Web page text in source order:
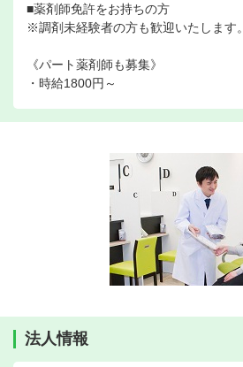
■薬剤師免許をお持ちの方
※調剤未経験者の方も歓迎いたします。
《パート薬剤師も募集》
・時給1800円～
法人情報